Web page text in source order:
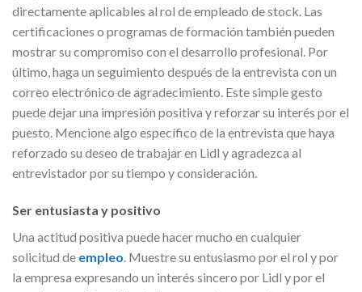
directamente aplicables al rol de empleado de stock. Las
certificaciones o programas de formación también pueden
mostrar su compromiso con el desarrollo profesional. Por
último, haga un seguimiento después de la entrevista con un
correo electrónico de agradecimiento. Este simple gesto
puede dejar una impresión positiva y reforzar su interés por el
puesto. Mencione algo específico de la entrevista que haya
reforzado su deseo de trabajar en Lidl y agradezca al
entrevistador por su tiempo y consideración.
Ser entusiasta y positivo
Una actitud positiva puede hacer mucho en cualquier
solicitud de empleo. Muestre su entusiasmo por el rol y por
la empresa expresando un interés sincero por Lidl y por el